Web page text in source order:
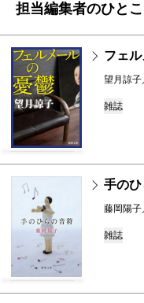
担当編集者のひとこ
フェ
望月諒子
雑誌
手の
藤岡陽子
雑誌